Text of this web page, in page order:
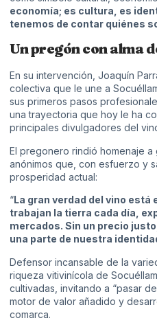
economía; es cultura, es
tenemos de contar quiénes
Un pregón con alma
En su intervención, Joaquín
colectiva que le une a
sus primeros pasos
una trayectoria que hoy le ha
principales divulgadores del
El pregonero rindió homenaje
anónimos que, con esfuerzo y
prosperidad actual:
“La gran verdad del vino está
trabajan la tierra cada día,
mercados. Sin un precio
una parte de nuestra
Defensor incansable de la
riqueza vitivinícola de
cultivadas, invitando a “pasar
motor de valor añadido y
comarca.